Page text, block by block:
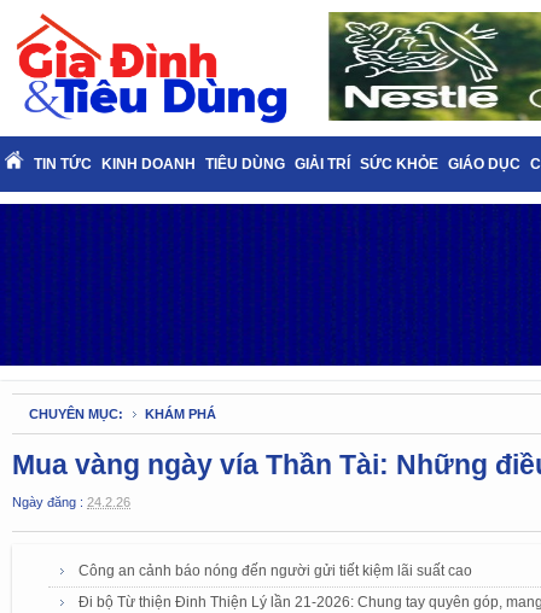
TIN TỨC KINH DOANH TIÊU DÙNG GIẢI TRÍ SỨC KHỎE GIÁO DỤC
CHUYÊN MỤC: KHÁM PHÁ
Mua vàng ngày vía Thần Tài: Những
Ngày đăng : 24.2.26
Công an cảnh báo nóng đến người gửi tiết kiệm lãi suất cao
Đi bộ Từ thiện Đinh Thiện Lý lần 21-2026: Chung tay quyên góp,